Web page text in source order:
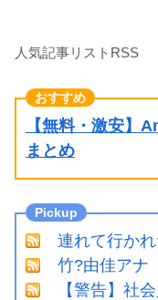
人気記事リストRSS
【無料・激安】
まとめ
連れて行かれ
竹?由佳アナ
【警告】社